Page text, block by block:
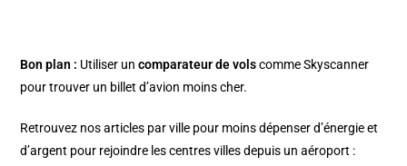
Bon plan : Utiliser uncomparateur de volscommeSkyscanner
pour trouver un billet d’avion moins cher.
Retrouvez nos articles par ville pour moins dépenser d’énergie et
d’argent pour rejoindre les centres villes depuis unaéroport :